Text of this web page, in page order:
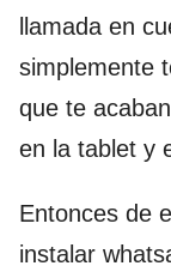
llamada en
simplemente
que te
en la tablet y
Entonces de
instalar